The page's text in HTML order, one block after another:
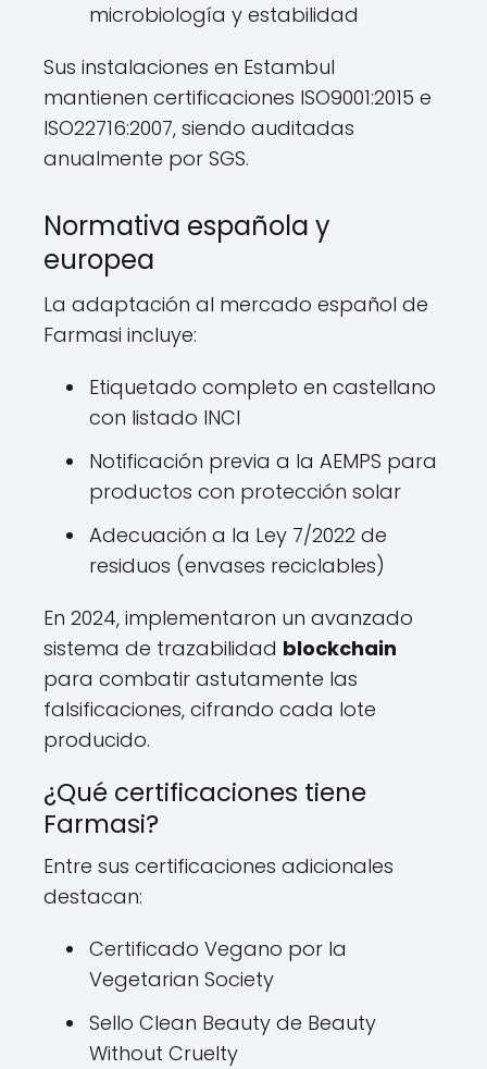
microbiología y estabilidad
Sus instalaciones en Estambul
mantienen certificaciones ISO9001:2015 e
ISO22716:2007, siendo auditadas
anualmente por SGS.
Normativa española y
europea
La adaptación al mercado español de
Farmasi incluye:
Etiquetado completo en castellano
con listado INCI
Notificación previa a la AEMPS para
productos con protección solar
Adecuación a la Ley 7/2022 de
residuos (envases reciclables)
En 2024, implementaron un avanzado
sistema de trazabilidad blockchain
para combatir astutamente las
falsificaciones, cifrando cada lote
producido.
¿Qué certificaciones tiene
Farmasi?
Entre sus certificaciones adicionales
destacan:
Certificado Vegano por la
Vegetarian Society
Sello Clean Beauty de Beauty
Without Cruelty